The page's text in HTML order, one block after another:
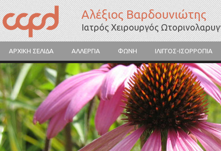
Αλέξιος Βαρδουνιώτης
Ιατρός Χειρουργός
ΑΡΧΙΚΗ ΣΕΛΙΔΑ ΑΛΛΕΡΓΙΑ ΦΩΝΗ ΙΛΙΓΓΟΣ-ΙΣΟΡΡΟΠΙΑ